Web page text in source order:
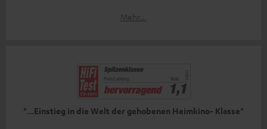
Mehr...
"...Einstieg in die Welt der gehobenen Heimkino- Klasse"